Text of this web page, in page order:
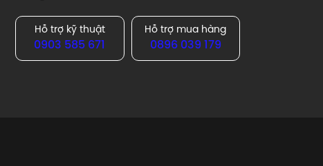
Hỗ trợ kỹ thuật
0903 585 671
Hỗ trợ mua hàng
0896 039 179